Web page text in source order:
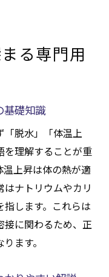
る専門用
基礎知識
「脱水」「体温上
を理解することが重
上昇は体の熱が適
ナトリウムやカリ
します。これらは
接に関わるため、正
ます。